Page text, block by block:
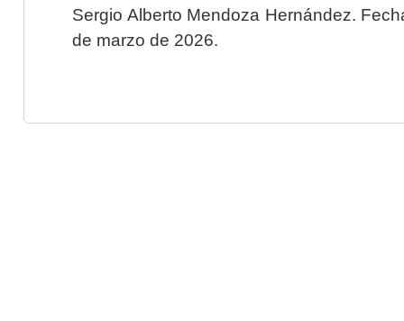
Sergio Alberto Mendoza Hernández.
de marzo de 2026.